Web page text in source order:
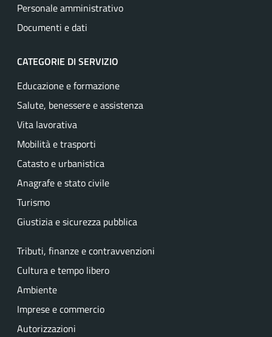
Personale amministrativo
Documenti e dati
CATEGORIE DI SERVIZIO
Educazione e formazione
Salute, benessere e assistenza
Vita lavorativa
Mobilità e trasporti
Catasto e urbanistica
Anagrafe e stato civile
Turismo
Giustizia e sicurezza pubblica
Tributi, finanze e contravvenzioni
Cultura e tempo libero
Ambiente
Imprese e commercio
Autorizzazioni